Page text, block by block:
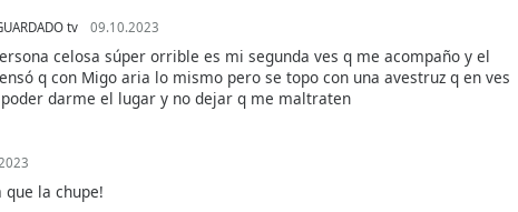
tv 09.10.2023
celosa súper orrible es mi segunda ves q me acompaño y el
q con Migo aria lo mismo pero se topo con una avestruz q en ves
darme el lugar y no dejar q me maltraten
que la chupe!